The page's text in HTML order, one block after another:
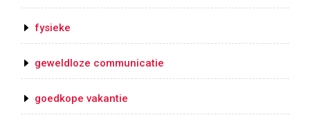
fysieke
geweldloze communicatie
goedkope vakantie